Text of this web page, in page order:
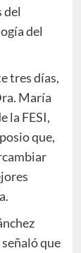
del
del
tres días,
María
la FESI,
que,
que